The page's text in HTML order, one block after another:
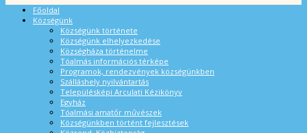
Főoldal
Községünk
Községünk története
Községünk elhelyezkedése
Községháza történelme
Tóalmás információs térképe
Programok, rendezvények községünkben
Szálláshely nyilvántartás
Településképi Arculati Kézikönyv
Egyház
Tóalmási amatőr művészek
Községünkben történt fejlesztések